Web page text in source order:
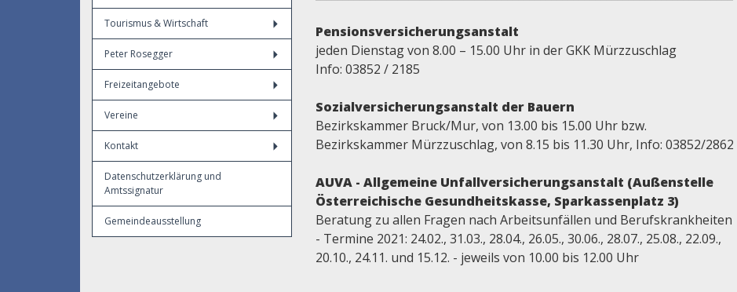
Tourismus & Wirtschaft
Peter Rosegger
Freizeitangebote
Vereine
Kontakt
Datenschutzerklärung und
Amtssignatur
Gemeindeausstellung
Pensionsversicherungsanstalt
jeden Dienstag von 8.00 – 15.00 Uhr in der GKK Mürzzuschlag
Info: 03852 / 2185
Sozialversicherungsanstalt der Bauern
Bezirkskammer Bruck/Mur, von 13.00 bis 15.00 Uhr bzw.
Bezirkskammer Mürzzuschlag, von 8.15 bis 11.30 Uhr, Info: 03852/2862
AUVA - Allgemeine Unfallversicherungsanstalt (Außenstelle
Österreichische Gesundheitskasse, Sparkassenplatz 3)
Beratung zu allen Fragen nach Arbeitsunfällen und Berufskrankheiten
- Termine 2021: 24.02., 31.03., 28.04., 26.05., 30.06., 28.07., 25.08., 22.09.,
20.10., 24.11. und 15.12. - jeweils von 10.00 bis 12.00 Uhr